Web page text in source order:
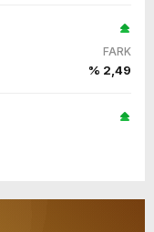
FARK
% 2,49